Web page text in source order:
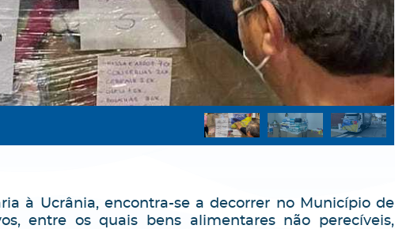
à Ucrânia, encontra-se a decorrer no Município de
entre os quais bens alimentares não perecíveis,